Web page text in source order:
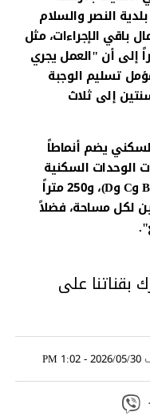
النصر والسلام
الإجراءات، مثل
إلى أن "العمل يجري
تسليم الوجبة
إلى ثلاث
يضم أنماطاً
الوحدات السكنية
التي تبلغ 200 متر مربع، بأنماط (A وB وC وD)، و250 متراً
لكل مساحة، فضلاً
بقناتنا على
2026/05/30 - 1:02 PM